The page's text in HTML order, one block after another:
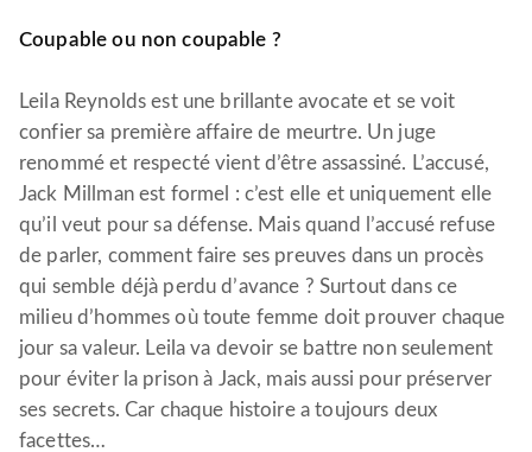
Coupable ou non coupable ?
Leila Reynolds est une brillante avocate et se voit
confier sa première affaire de meurtre. Un juge
renommé et respecté vient d’être assassiné. L’accusé,
Jack Millman est formel : c’est elle et uniquement elle
qu’il veut pour sa défense. Mais quand l’accusé refuse
de parler, comment faire ses preuves dans un procès
qui semble déjà perdu d’avance ? Surtout dans ce
milieu d’hommes où toute femme doit prouver chaque
jour sa valeur. Leila va devoir se battre non seulement
pour éviter la prison à Jack, mais aussi pour préserver
ses secrets. Car chaque histoire a toujours deux
facettes…